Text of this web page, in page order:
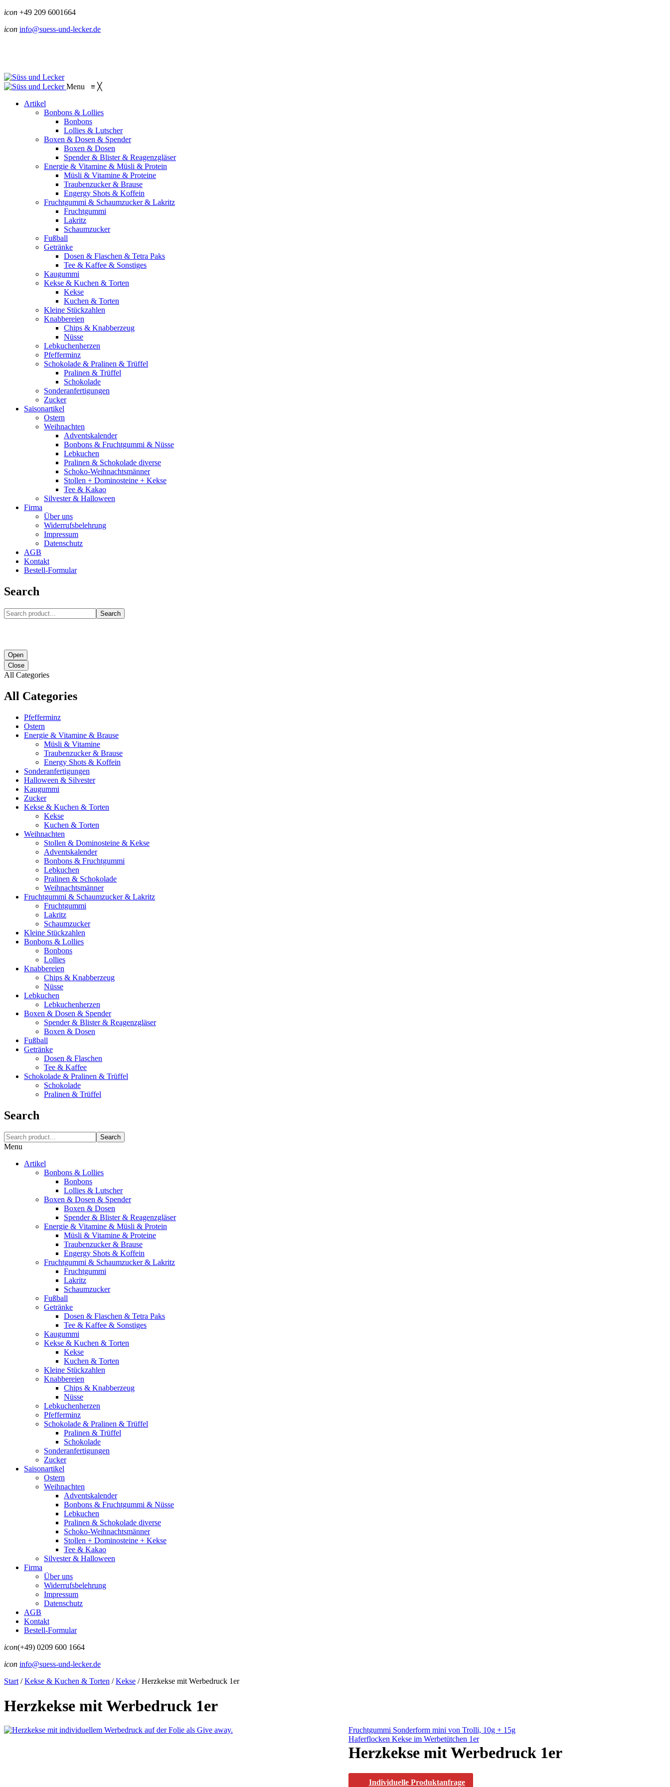
icon +49 209 6001664
icon info@suess-und-lecker.de
Menu ≡ ╳
Artikel
Bonbons & Lollies
Bonbons
Lollies & Lutscher
Boxen & Dosen & Spender
Boxen & Dosen
Spender & Blister & Reagenzgläser
Energie & Vitamine & Müsli & Protein
Müsli & Vitamine & Proteine
Traubenzucker & Brause
Engergy Shots & Koffein
Fruchtgummi & Schaumzucker & Lakritz
Fruchtgummi
Lakritz
Schaumzucker
Fußball
Getränke
Dosen & Flaschen & Tetra Paks
Tee & Kaffee & Sonstiges
Kaugummi
Kekse & Kuchen & Torten
Kekse
Kuchen & Torten
Kleine Stückzahlen
Knabbereien
Chips & Knabberzeug
Nüsse
Lebkuchenherzen
Pfefferminz
Schokolade & Pralinen & Trüffel
Pralinen & Trüffel
Schokolade
Sonderanfertigungen
Zucker
Saisonartikel
Ostern
Weihnachten
Adventskalender
Bonbons & Fruchtgummi & Nüsse
Lebkuchen
Pralinen & Schokolade diverse
Schoko-Weihnachtsmänner
Stollen + Dominosteine + Kekse
Tee & Kakao
Silvester & Halloween
Firma
Über uns
Widerrufsbelehrung
Impressum
Datenschutz
AGB
Kontakt
Bestell-Formular
Search
Search
Open
Close
All Categories
All Categories
Pfefferminz
Ostern
Energie & Vitamine & Brause
Müsli & Vitamine
Traubenzucker & Brause
Energy Shots & Koffein
Sonderanfertigungen
Halloween & Silvester
Kaugummi
Zucker
Kekse & Kuchen & Torten
Kekse
Kuchen & Torten
Weihnachten
Stollen & Dominosteine & Kekse
Adventskalender
Bonbons & Fruchtgummi
Lebkuchen
Pralinen & Schokolade
Weihnachtsmänner
Fruchtgummi & Schaumzucker & Lakritz
Fruchtgummi
Lakritz
Schaumzucker
Kleine Stückzahlen
Bonbons & Lollies
Bonbons
Lollies
Knabbereien
Chips & Knabberzeug
Nüsse
Lebkuchen
Lebkuchenherzen
Boxen & Dosen & Spender
Spender & Blister & Reagenzgläser
Boxen & Dosen
Fußball
Getränke
Dosen & Flaschen
Tee & Kaffee
Schokolade & Pralinen & Trüffel
Schokolade
Pralinen & Trüffel
Search
Search
Menu
Artikel
Bonbons & Lollies
Bonbons
Lollies & Lutscher
Boxen & Dosen & Spender
Boxen & Dosen
Spender & Blister & Reagenzgläser
Energie & Vitamine & Müsli & Protein
Müsli & Vitamine & Proteine
Traubenzucker & Brause
Engergy Shots & Koffein
Fruchtgummi & Schaumzucker & Lakritz
Fruchtgummi
Lakritz
Schaumzucker
Fußball
Getränke
Dosen & Flaschen & Tetra Paks
Tee & Kaffee & Sonstiges
Kaugummi
Kekse & Kuchen & Torten
Kekse
Kuchen & Torten
Kleine Stückzahlen
Knabbereien
Chips & Knabberzeug
Nüsse
Lebkuchenherzen
Pfefferminz
Schokolade & Pralinen & Trüffel
Pralinen & Trüffel
Schokolade
Sonderanfertigungen
Zucker
Saisonartikel
Ostern
Weihnachten
Adventskalender
Bonbons & Fruchtgummi & Nüsse
Lebkuchen
Pralinen & Schokolade diverse
Schoko-Weihnachtsmänner
Stollen + Dominosteine + Kekse
Tee & Kakao
Silvester & Halloween
Firma
Über uns
Widerrufsbelehrung
Impressum
Datenschutz
AGB
Kontakt
Bestell-Formular
icon(+49) 0209 600 1664
icon info@suess-und-lecker.de
Start / Kekse & Kuchen & Torten / Kekse /Herzkekse mit Werbedruck 1er
Herzkekse mit Werbedruck 1er
Fruchtgummi Sonderform mini von Trolli, 10g + 15g
Haferflocken Kekse im Werbetütchen 1er
Herzkekse mit Werbedruck 1er
Individuelle Produktanfrage